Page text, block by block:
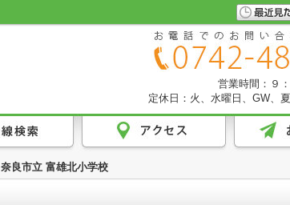
営業時間：９
定休日：火、水曜日、GW、
奈良市立 富雄北小学校